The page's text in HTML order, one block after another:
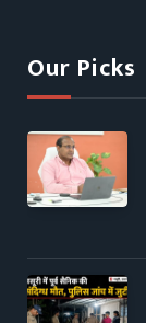
Our Picks